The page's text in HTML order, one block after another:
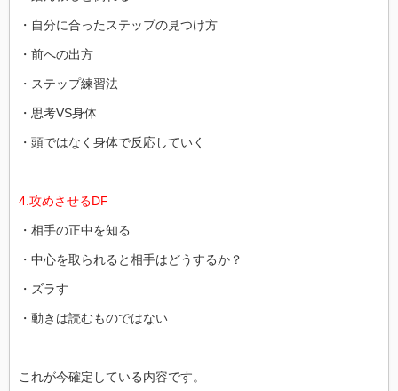
・自分に合ったステップの見つけ方
・前への出方
・ステップ練習法
・思考VS身体
・頭ではなく身体で反応していく
4.攻めさせるDF
・相手の正中を知る
・中心を取られると相手はどうするか？
・ズラす
・動きは読むものではない
これが今確定している内容です。